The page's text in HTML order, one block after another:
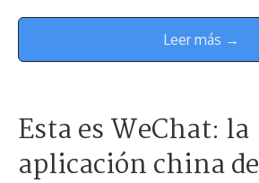
Leer más →
Esta es WeChat: la
aplicación china de